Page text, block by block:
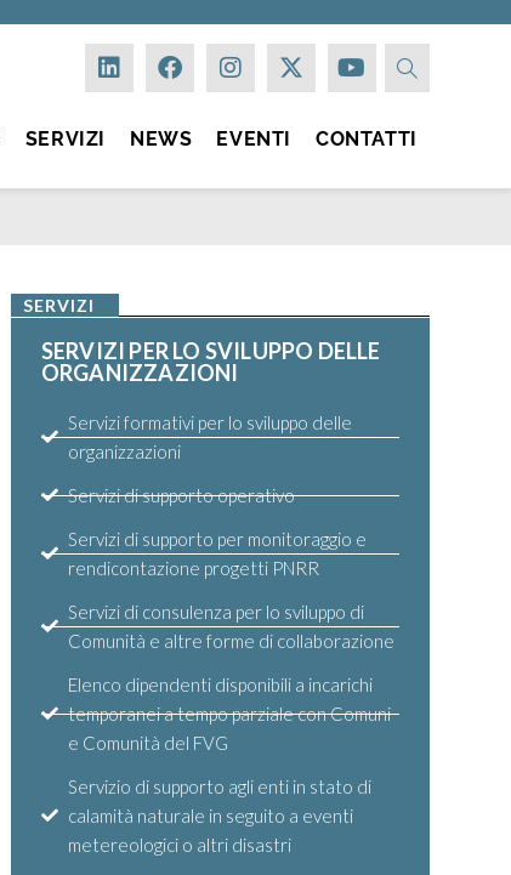
SERVIZI NEWS EVENTI CONTATTI
SERVIZI
SERVIZI PER LO SVILUPPO DELLE
ORGANIZZAZIONI
Servizi formativi per lo sviluppo delle
organizzazioni
Servizi di supporto operativo
Servizi di supporto per monitoraggio e
rendicontazione progetti PNRR
Servizi di consulenza per lo sviluppo di
Comunità e altre forme di collaborazione
Elenco dipendenti disponibili a incarichi
temporanei a tempo parziale con Comuni
e Comunità del FVG
Servizio di supporto agli enti in stato di
calamità naturale in seguito a eventi
metereologici o altri disastri